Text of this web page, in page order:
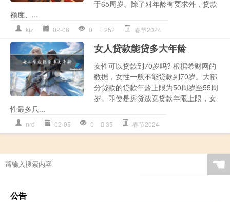
于65周岁。除了对年龄有要求外，贷款
额度、...
kjz 02-06 0 252 春节2024
女人贷款能贷多大年龄
女性可以贷款到70岁吗? 根据希财网的
数据，女性一般不能贷款到70岁。大部
分贷款的贷款年龄上限为50周岁至55周
岁。即使是房贷放宽贷款年限上限，女
性最多只...
nrd 02-05 0 35 春节2024
☚
公告